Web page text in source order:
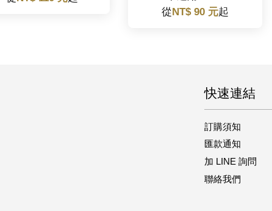
從NT$ 90 元起
快速連結
訂購須知
匯款通知
加 LINE 詢問
聯絡我們